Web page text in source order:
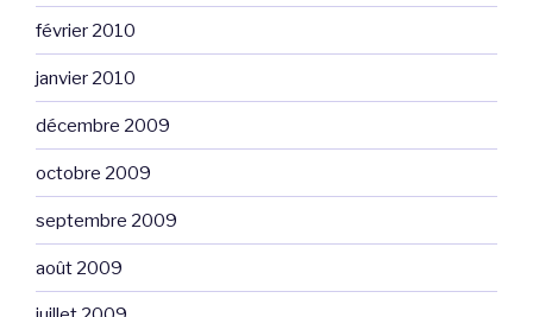
février 2010
janvier 2010
décembre 2009
octobre 2009
septembre 2009
août 2009